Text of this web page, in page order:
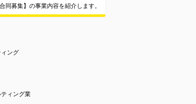
同募集】の事業内容を紹介します。
ング
ィング業